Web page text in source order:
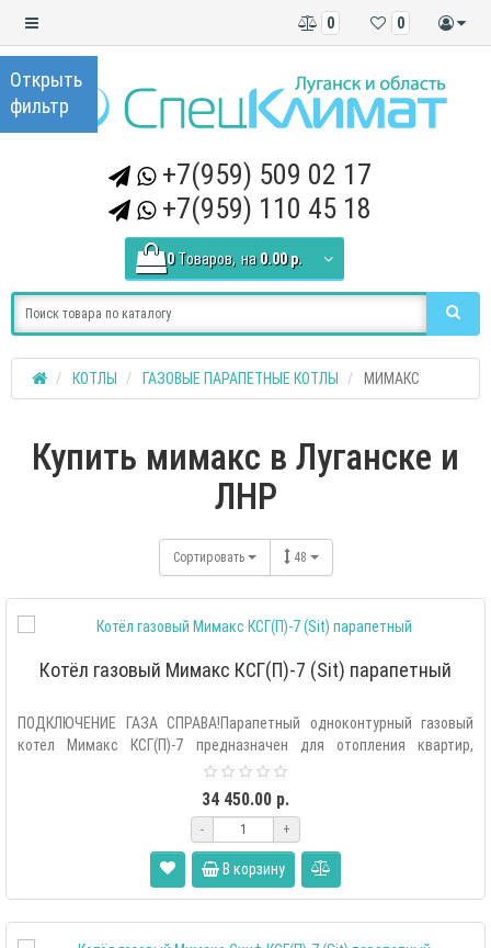
0
0
+7(959) 509 02 17
+7(959) 110 45 18
0 Tоваров, на 0.00 р.
КОТЛЫ ГАЗОВЫЕ ПАРАПЕТНЫЕ КОТЛЫ МИМАКС
Купить мимакс в Луганске и
ЛНР
Сортировать 48
Котёл газовый Мимакс КСГ(П)-7 (Sit) парапетный
ПОДКЛЮЧЕНИЕ ГАЗА СПРАВА!Парапетный одноконтурный газовый
котел Мимакс КСГ(П)-7 предназначен для отопления квартир,
34 450.00 р.
- +
В корзину